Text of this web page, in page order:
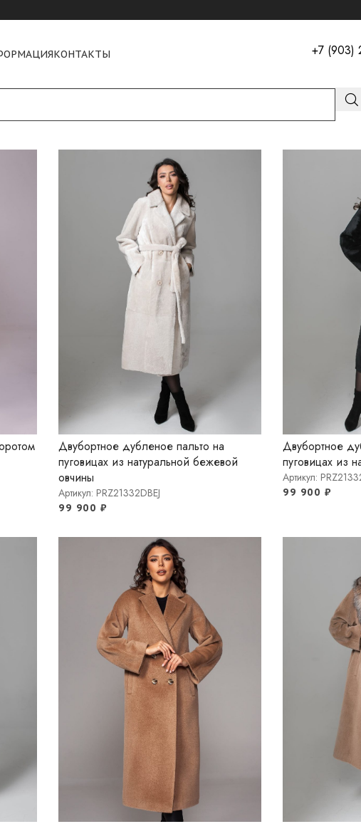
КОНТАКТЫ +7 (903)
Двубортное дубленое пальто на
пуговицах из натуральной бежевой
овчины
Артикул: PRZ21332DBEJ
99 900 ₽
Двубортное
пуговицах из
Артикул:
99 900 ₽